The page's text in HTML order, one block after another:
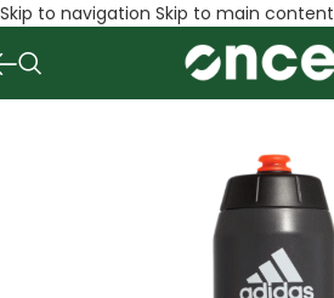
Skip to navigation Skip to main content